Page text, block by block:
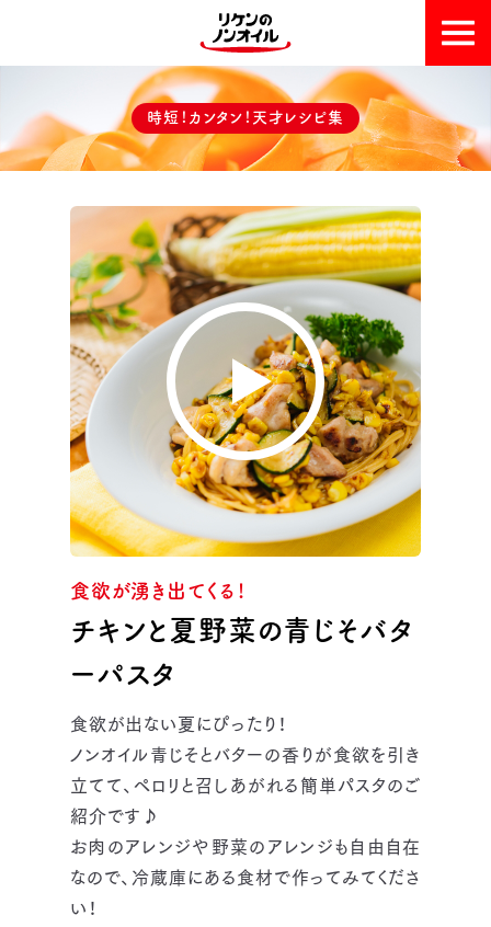
おいしい理由
天才レシピ集
時短！カンタン！天才レシピ集
食欲が湧き出てくる！
チキンと夏野菜の青じそバタ
ーパスタ
食欲が出ない夏にぴったり！
ノンオイル青じそとバターの香りが食欲を引き
立てて、ペロリと召しあがれる簡単パスタのご
紹介です♪
お肉のアレンジや野菜のアレンジも自由自在
なので、冷蔵庫にある食材で作ってみてくださ
い！